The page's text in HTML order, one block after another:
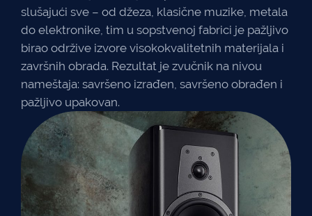
slušajući sve – od džeza, klasične muzike, metala
do elektronike, tim u sopstvenoj fabrici je pažljivo
birao održive izvore visokokvalitetnih materijala i
završnih obrada. Rezultat je zvučnik na nivou
nameštaja: savršeno izrađen, savršeno obrađen i
pažljivo upakovan.